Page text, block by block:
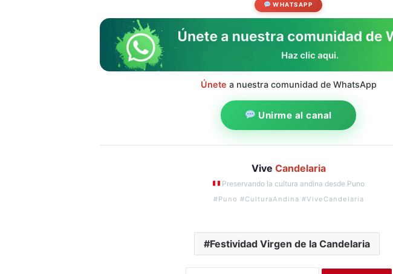
WHATSAPP
Únete a nuestra comunidad de WhatsApp
Unirme al canal
Vive Candelaria
Preservando la cultura andina desde Puno
#Puno #CulturaAndina #ViveCandelaria
Festividad Virgen de la Candelaria